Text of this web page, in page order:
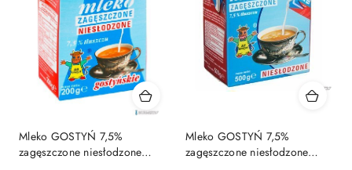
Mleko GOSTYŃ 7,5%
zagęszczone niesłodzone
Mleko GOSTYŃ 7,5%
zagęszczone niesłodzone